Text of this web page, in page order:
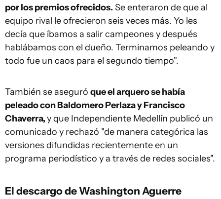
por los premios ofrecidos. Se enteraron de que al
equipo rival le ofrecieron seis veces más. Yo les
decía que íbamos a salir campeones y después
hablábamos con el dueño. Terminamos peleando y
todo fue un caos para el segundo tiempo".
También se aseguró que el arquero se había
peleado con Baldomero Perlaza y Francisco
Chaverra,y que Independiente Medellín publicó un
comunicado y rechazó "de manera categórica las
versiones difundidas recientemente en un
programa periodístico y a través de redes sociales".
El descargo de Washington Aguerre